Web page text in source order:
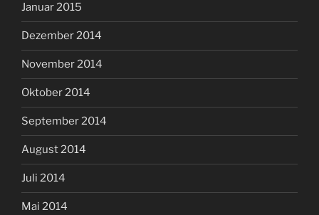
Januar 2015
Dezember 2014
November 2014
Oktober 2014
September 2014
August 2014
Juli 2014
Mai 2014